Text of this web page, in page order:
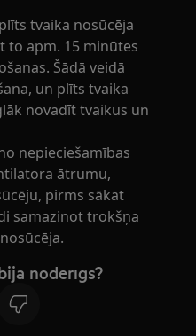
tvaika nosūcēja
to apm. 15 minūtes
Šādā veidā
un plīts tvaika
novadīt tvaikus un
nepieciešamības
ātrumu,
pirms sākat
samazinot trokšņa
noderīgs?